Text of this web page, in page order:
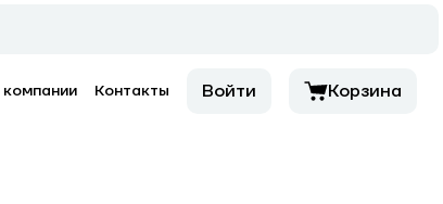
Контакты Войти Корзина